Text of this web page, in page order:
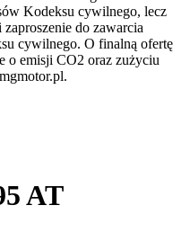
Kodeksu cywilnego, lecz
do zawarcia
cywilnego. O finalną ofertę
o emisji CO2 oraz zużyciu
AT